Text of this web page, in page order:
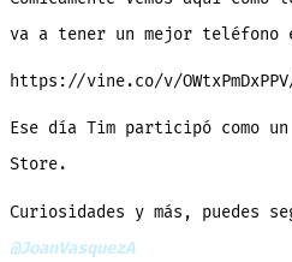
va a tener un mejor teléfono
https://vine.co/v/
Ese día Tim participó como
Store.
Curiosidades y más, puedes
@JoanVasquezA